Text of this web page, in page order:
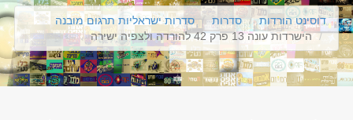
דוסינט הורדות סדרות
סדרות ישראליות תרגום מובנה
הישרדות עונה 13 פרק 42 להורדה ולצפיה ישירה